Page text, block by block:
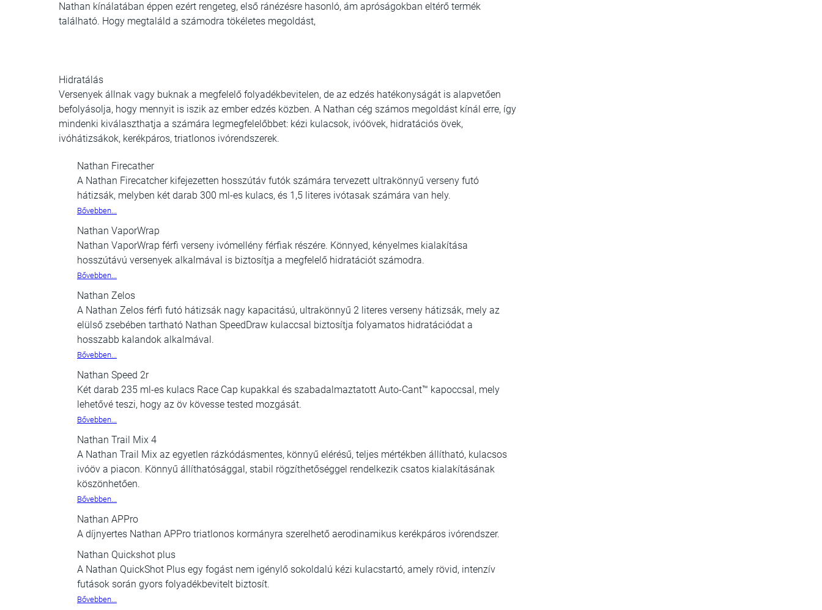
Nathan kínálatában éppen ezért rengeteg, első ránézésre hasonló, ám apróságokban eltérő termék
található. Hogy megtaláld a számodra tökéletes megoldást,
Hidratálás
Versenyek állnak vagy buknak a megfelelő folyadékbevitelen, de az edzés hatékonyságát is alapvetően
befolyásolja, hogy mennyit is iszik az ember edzés közben. A Nathan cég számos megoldást kínál erre, így
mindenki kiválaszthatja a számára legmegfelelőbbet: kézi kulacsok, ivóövek, hidratációs övek,
ivóhátizsákok, kerékpáros, triatlonos ivórendszerek.
Nathan Firecather
A Nathan Firecatcher kifejezetten hosszútáv futók számára tervezett ultrakönnyű verseny futó
hátizsák, melyben két darab 300 ml-es kulacs, és 1,5 literes ivótasak számára van hely.
Bővebben...
Nathan VaporWrap
Nathan VaporWrap férfi verseny ivómellény férfiak részére. Könnyed, kényelmes kialakítása
hosszútávú versenyek alkalmával is biztosítja a megfelelő hidratációt számodra.
Bővebben...
Nathan Zelos
A Nathan Zelos férfi futó hátizsák nagy kapacitású, ultrakönnyű 2 literes verseny hátizsák, mely az
elülső zsebében tartható Nathan SpeedDraw kulaccsal biztosítja folyamatos hidratációdat a
hosszabb kalandok alkalmával.
Bővebben...
Nathan Speed 2r
Két darab 235 ml-es kulacs Race Cap kupakkal és szabadalmaztatott Auto-Cant™ kapoccsal, mely
lehetővé teszi, hogy az öv kövesse tested mozgását.
Bővebben...
Nathan Trail Mix 4
A Nathan Trail Mix az egyetlen rázkódásmentes, könnyű elérésű, teljes mértékben állítható, kulacsos
ivóöv a piacon. Könnyű állíthatósággal, stabil rögzíthetőséggel rendelkezik csatos kialakításának
köszönhetően.
Bővebben...
Nathan APPro
A díjnyertes Nathan APPro triatlonos kormányra szerelhető aerodinamikus kerékpáros ivórendszer.
Nathan Quickshot plus
A Nathan QuickShot Plus egy fogást nem igénylő sokoldalú kézi kulacstartó, amely rövid, intenzív
futások során gyors folyadékbevitelt biztosít.
Bővebben...